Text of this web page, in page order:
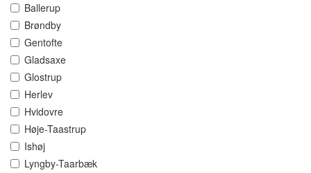
Ballerup
Brøndby
Gentofte
Gladsaxe
Glostrup
Herlev
Hvidovre
Høje-Taastrup
Ishøj
Lyngby-Taarbæk